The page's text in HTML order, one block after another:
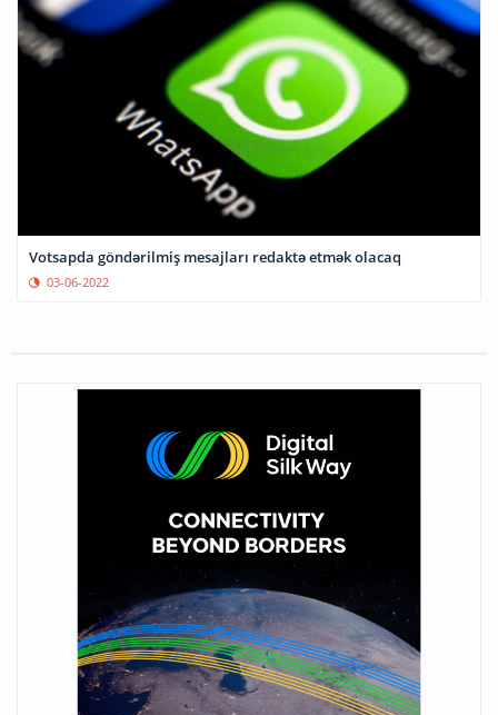
Votsapda göndərilmiş mesajları redaktə etmək olacaq
03-06-2022